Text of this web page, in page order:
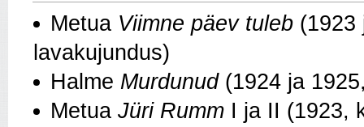
Metua Viimne päev tuleb (1923
lavakujundus)
Halme Murdunud(1924 ja
Metua Jüri Rumm I ja II (1923,